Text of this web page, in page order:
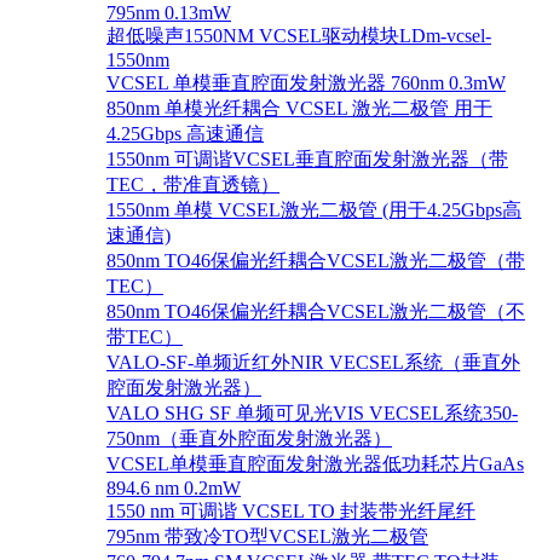
795nm 0.13mW
超低噪声1550NM VCSEL驱动模块LDm-vcsel-
1550nm
VCSEL 单模垂直腔面发射激光器 760nm 0.3mW
850nm 单模光纤耦合 VCSEL 激光二极管 用于
4.25Gbps 高速通信
1550nm 可调谐VCSEL垂直腔面发射激光器（带
TEC，带准直透镜）
1550nm 单模 VCSEL激光二极管 (用于4.25Gbps高
速通信)
850nm TO46保偏光纤耦合VCSEL激光二极管（带
TEC）
850nm TO46保偏光纤耦合VCSEL激光二极管（不
带TEC）
VALO-SF-单频近红外NIR VECSEL系统（垂直外
腔面发射激光器）
VALO SHG SF 单频可见光VIS VECSEL系统350-
750nm（垂直外腔面发射激光器）
VCSEL单模垂直腔面发射激光器低功耗芯片GaAs
894.6 nm 0.2mW
1550 nm 可调谐 VCSEL TO 封装带光纤尾纤
795nm 带致冷TO型VCSEL激光二极管